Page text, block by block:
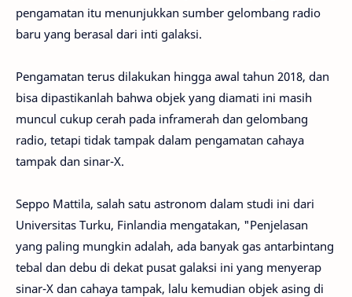
pengamatan itu menunjukkan sumber gelombang radio
baru yang berasal dari inti galaksi.
Pengamatan terus dilakukan hingga awal tahun 2018, dan
bisa dipastikanlah bahwa objek yang diamati ini masih
muncul cukup cerah pada inframerah dan gelombang
radio, tetapi tidak tampak dalam pengamatan cahaya
tampak dan sinar-X.
Seppo Mattila, salah satu astronom dalam studi ini dari
Universitas Turku, Finlandia mengatakan, "Penjelasan
yang paling mungkin adalah, ada banyak gas antarbintang
tebal dan debu di dekat pusat galaksi ini yang menyerap
sinar-X dan cahaya tampak, lalu kemudian objek asing di